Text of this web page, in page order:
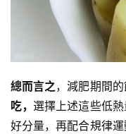
總而言之，減肥期間
吃，選擇上述這些低
好分量，再配合規律